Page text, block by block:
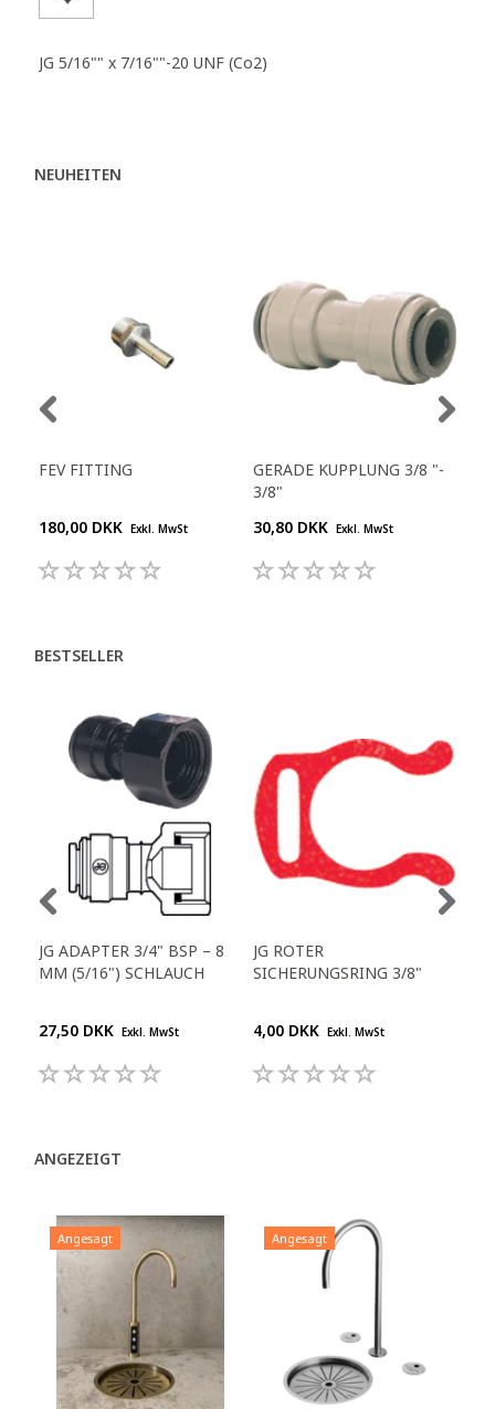
JG 5/16"" x 7/16""-20 UNF (Co2)
NEUHEITEN
FEV FITTING
180,00 DKK Exkl. MwSt
GERADE KUPPLUNG 3/8 "-
3/8"
30,80 DKK Exkl. MwSt
BESTSELLER
JG ADAPTER 3/4" BSP – 8
MM (5/16") SCHLAUCH
27,50 DKK Exkl. MwSt
JG ROTER
SICHERUNGSRING 3/8"
4,00 DKK Exkl. MwSt
ANGEZEIGT
Angesagt Angesagt